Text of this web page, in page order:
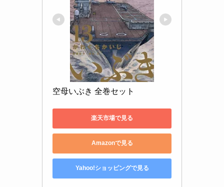
空母いぶき 全巻セット
楽天市場で見る
Amazonで見る
Yahoo!ショッピングで見る